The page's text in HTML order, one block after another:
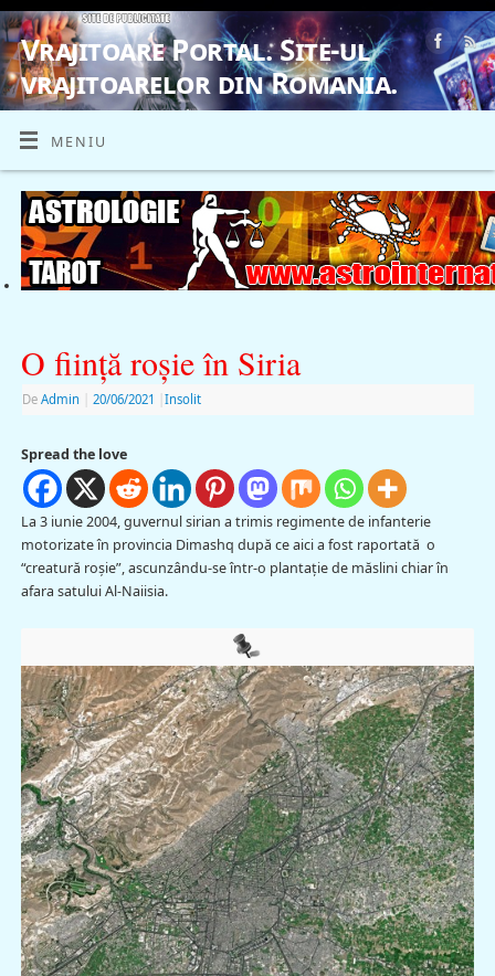
Vrajitoare Portal. Site-ul
vrajitoarelor din Romania.
VRAJITOARE, VRAJITOARELE, VRAJITOARE
MENIU
O fiinţă roşie în Siria
De Admin 20/06/2021 Insolit
Spread the love
La 3 iunie 2004, guvernul sirian a trimis regimente de infanterie
motorizate în provincia Dimashq după ce aici a fost raportată o
“creatură roşie”, ascunzându-se într-o plantaţie de măslini chiar în
afara satului Al-Naiisia.